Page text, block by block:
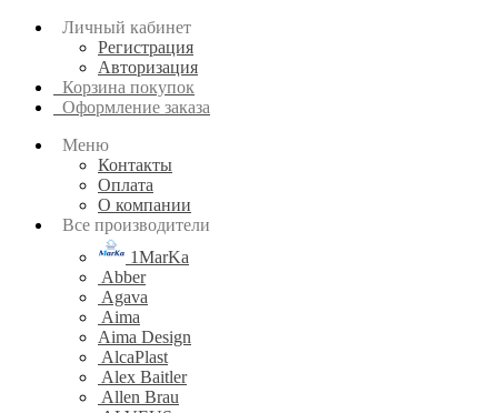
Личный кабинет
Регистрация
Авторизация
Корзина покупок
Оформление заказа
Меню
Контакты
Оплата
О компании
Все производители
1MarKa
Abber
Agava
Aima
Aima Design
AlcaPlast
Alex Baitler
Allen Brau